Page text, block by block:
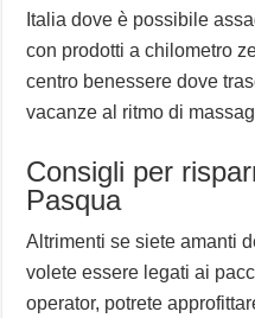
Italia dove è possibile
con prodotti a chilometro
centro benessere dove
vacanze al ritmo di
Consigli per
Pasqua
Altrimenti se siete amanti
volete essere legati ai
operator, potrete